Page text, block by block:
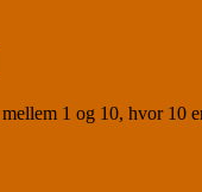
1 og 10, hvor 10